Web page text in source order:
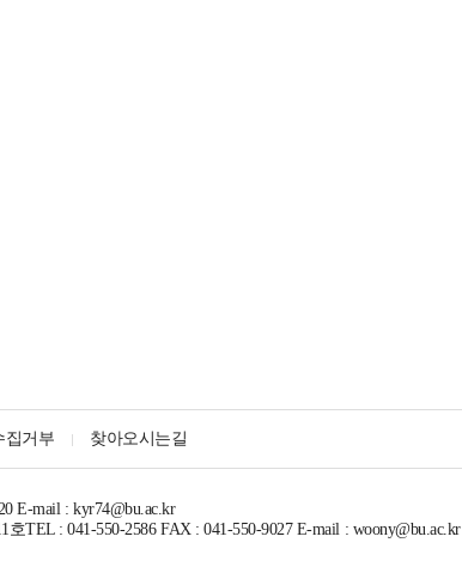
집거부 찾아오시는길
E-mail : kyr74@bu.ac.kr
호TEL : 041-550-2586 FAX : 041-550-9027 E-mail : woony@bu.ac.kr